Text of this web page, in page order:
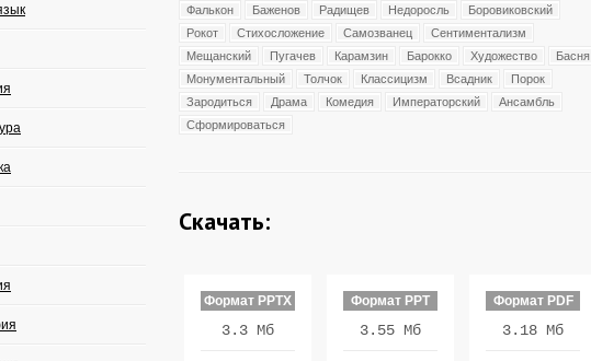
Фалькон
Баженов Радищев Недоросль
Боровиковский
Рокот
Стихосложение Самозванец
Сентиментализм
Мещанский
Пугачев Карамзин Барокко Художество
Басня
Монументальный
Толчок Классицизм Всадник
Порок
Зародиться
Драма Комедия Императорский
Ансамбль
Сформироваться
Скачать:
Формат PPTX
3.3 Мб
Формат PPT
3.55 Мб
Формат PDF
3.18 Мб